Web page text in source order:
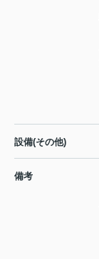
設備(その他)
備考